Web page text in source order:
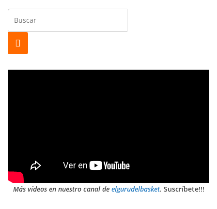
Más vídeos en nuestro canal de elgurudelbasket. Suscríbete!!!